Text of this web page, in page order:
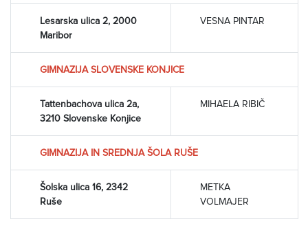
Lesarska ulica 2, 2000
Maribor
VESNA PINTAR
GIMNAZIJA SLOVENSKE KONJICE
Tattenbachova ulica 2a,
3210 Slovenske Konjice
MIHAELA RIBIČ
GIMNAZIJA IN SREDNJA ŠOLA RUŠE
Šolska ulica 16, 2342
Ruše
METKA
VOLMAJER